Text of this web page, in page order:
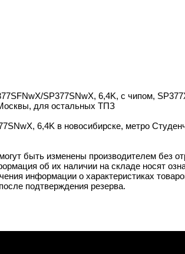
SP377SNwX, 6,4K, с чипом,
для остальных ТПЗ
6,4K в новосибирске, метро
быть изменены производителем без
об их наличии на складе носят
информации о характеристиках
подтверждения резерва.